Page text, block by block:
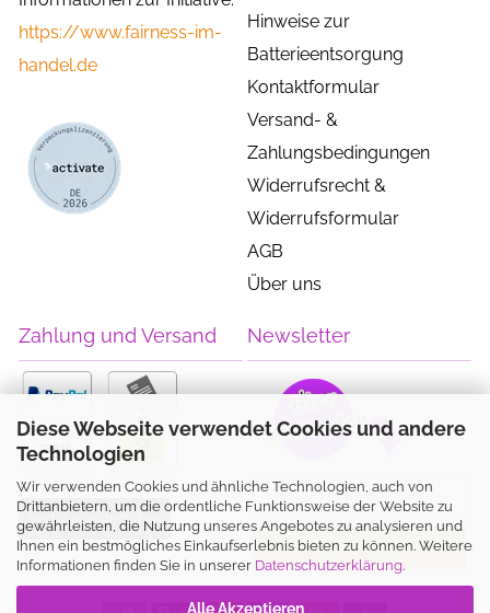
Diese Webseite verwendet Cookies und andere
Technologien
Wir verwenden Cookies und ähnliche Technologien, auch von
Drittanbietern, um die ordentliche Funktionsweise der Website zu
gewährleisten, die Nutzung unseres Angebotes zu analysieren und
Ihnen ein bestmögliches Einkaufserlebnis bieten zu können. Weitere
Informationen finden Sie in unserer Datenschutzerklärung.
Alle Akzeptieren
https://www.fairness-im-
handel.de
Hinweise zur
Batterieentsorgung
Kontaktformular
Versand- &
Zahlungsbedingungen
Widerrufsrecht &
Widerrufsformular
AGB
Über uns
Zahlung und Versand
Vertrag widerrufen
Newsletter